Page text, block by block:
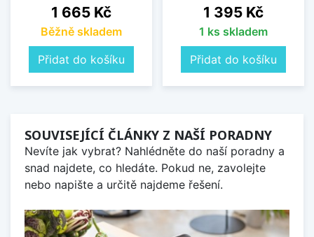
Cena
1 665 Kč
Běžně skladem
Přidat do košíku
Cena
1 395 Kč
1 ks skladem
Přidat do košíku
SOUVISEJÍCÍ ČLÁNKY Z NAŠÍ PORADNY
Nevíte jak vybrat? Nahlédněte do naší poradny a
snad najdete, co hledáte. Pokud ne, zavolejte
nebo napište a určitě najdeme řešení.